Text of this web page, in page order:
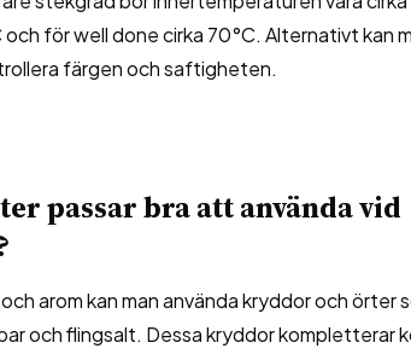
för well done cirka 70°C. Alternativt kan
färgen och saftigheten.
passar bra att använda vid
arom kan man använda kryddor och örter
och flingsalt. Dessa kryddor kompletterar